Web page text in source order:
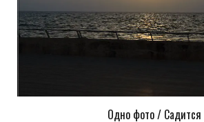
Одно фото / Садится